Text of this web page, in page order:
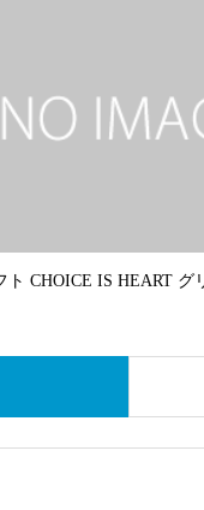
ト CHOICE IS HEART グ